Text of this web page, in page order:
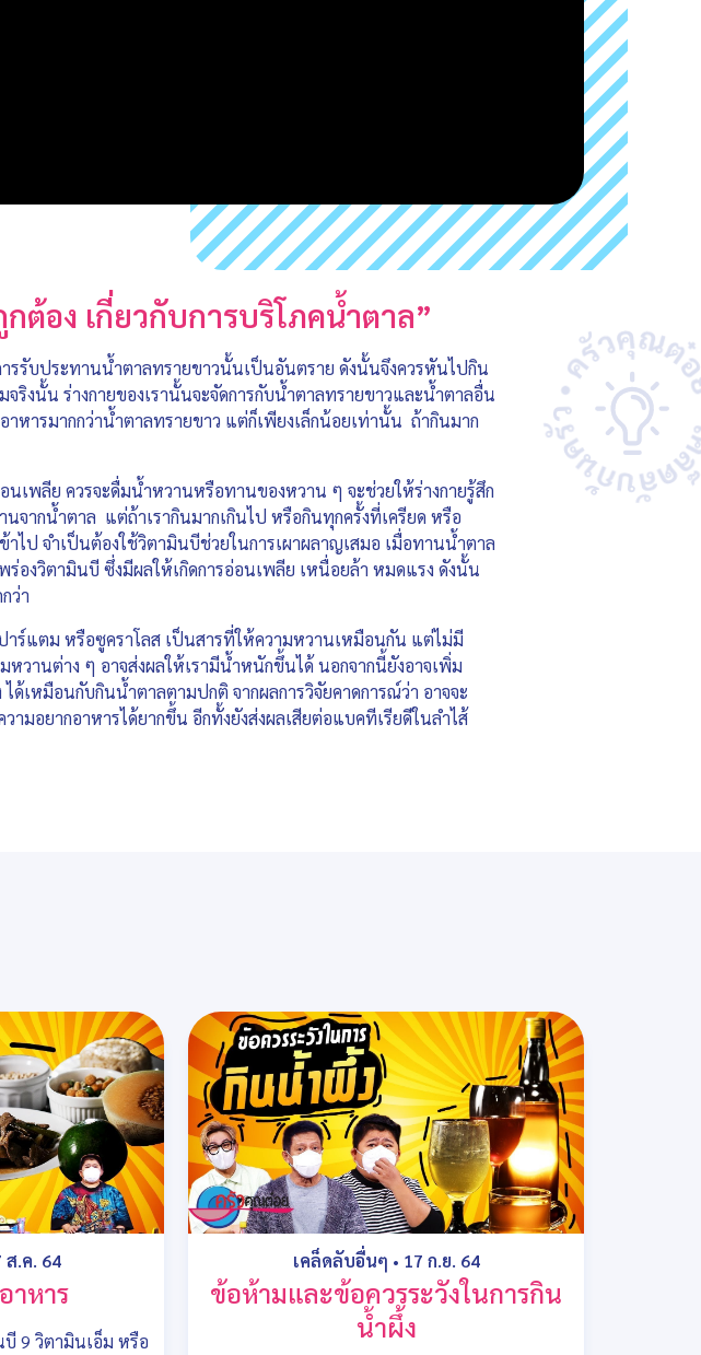
ต้อง เกี่ยวกับการบริโภคน้ำตาล”
รรับประทานน้ำตาลทรายขาวนั้นเป็นอันตราย ดังนั้นจึงควรหันไปกิน
งนั้น ร่างกายของเรานั้นจะจัดการกับน้ำตาลทรายขาวและน้ำตาลอื่น
หารมากกว่าน้ำตาลทรายขาว แต่ก็เพียงเล็กน้อยเท่านั้น ถ้ากินมาก
เพลีย ควรจะดื่มน้ำหวานหรือทานของหวาน ๆ จะช่วยให้ร่างกายรู้สึก
นจากน้ำตาล แต่ถ้าเรากินมากเกินไป หรือกินทุกครั้งที่เครียด หรือ
าไป จำเป็นต้องใช้วิตามินบีช่วยในการเผาผลาญเสมอ เมื่อทานน้ำตาล
องวิตามินบี ซึ่งมีผลให้เกิดการอ่อนเพลีย เหนื่อยล้า หมดแรง ดังนั้น
ว่า
ร์แตม หรือซูคราโลส เป็นสารที่ให้ความหวานเหมือนกัน แต่ไม่มี
วานต่าง ๆ อาจส่งผลให้เรามีน้ำหนักขึ้นได้ นอกจากนี้ยังอาจเพิ่ม
ได้เหมือนกับกินน้ำตาลตามปกติ จากผลการวิจัยคาดการณ์ว่า อาจจะ
มอยากอาหารได้ยากขึ้น อีกทั้งยังส่งผลเสียต่อแบคทีเรียดีในลำไส้
ส.ค. 64
าหาร
9 วิตามินเอ็ม หรือ
เคล็ดลับอื่นๆ • 17 ก.ย. 64
ข้อห้ามและข้อควรระวังในการกิน
น้ำผึ้ง